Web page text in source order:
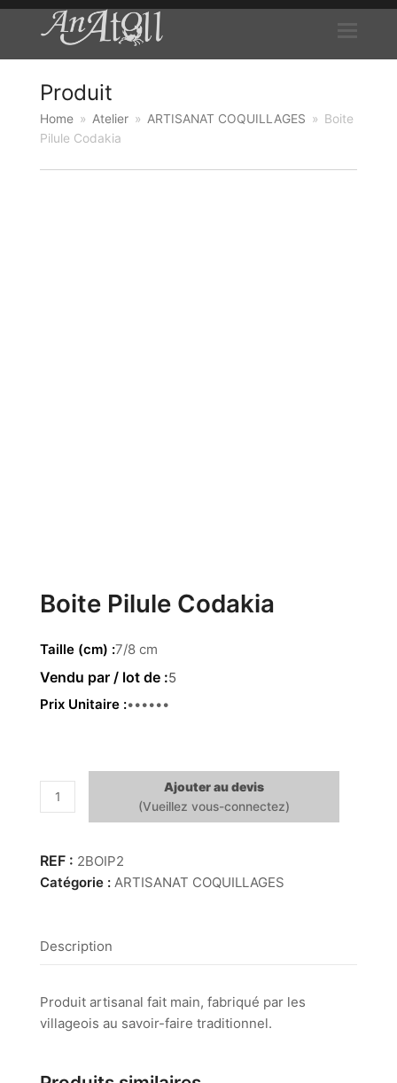
Produit
Home » Atelier » ARTISANAT COQUILLAGES » Boite
Pilule Codakia
Boite Pilule Codakia
Taille (cm) 7/8 cm
5
Prix Unitaire 3.95 €
quantité
de
Pilule
Codakia
Ajouter au devis
2BOIP2
Catégorie : ARTISANAT COQUILLAGES
Description
Produit artisanal fait main, fabriqué par les
villageois au savoir-faire traditionnel.